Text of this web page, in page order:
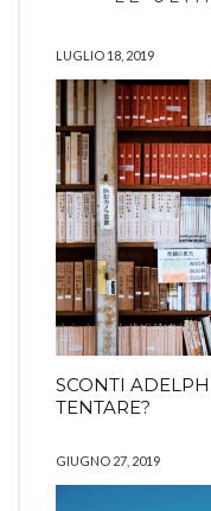
LUGLIO 18, 2019
SCONTI
TENTARE?
GIUGNO 27, 2019